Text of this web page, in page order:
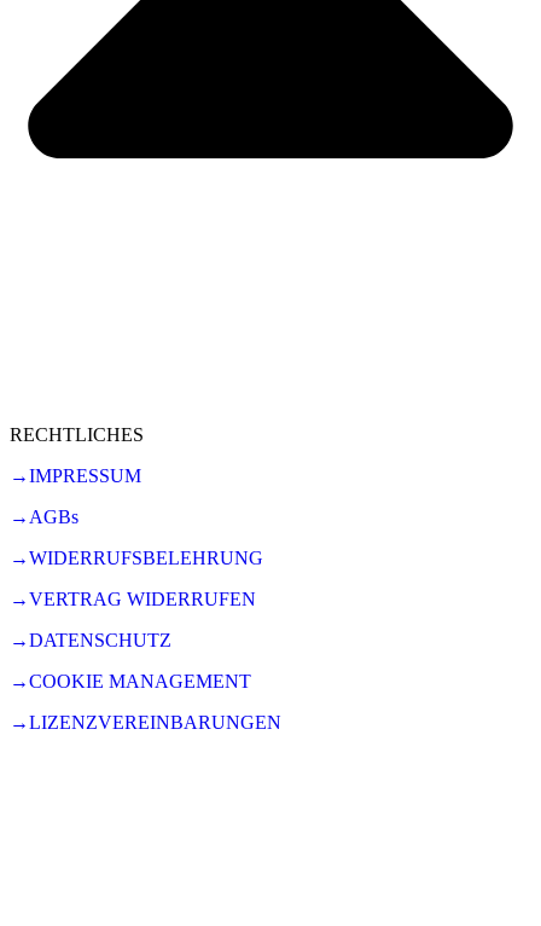
RECHTLICHES
→IMPRESSUM
→AGBs
→WIDERRUFSBELEHRUNG
→VERTRAG WIDERRUFEN
→DATENSCHUTZ
→COOKIE MANAGEMENT
→LIZENZVEREINBARUNGEN